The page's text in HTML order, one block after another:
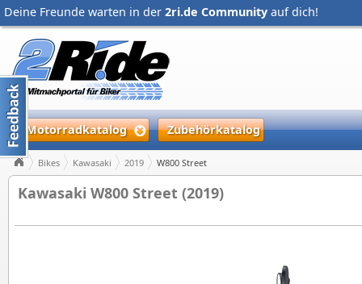
Deine Freunde warten in der 2ri.de Community auf dich!
Motorradkatalog Zubehörkatalog
Bikes Kawasaki 2019 W800 Street
Kawasaki W800 Street (2019)